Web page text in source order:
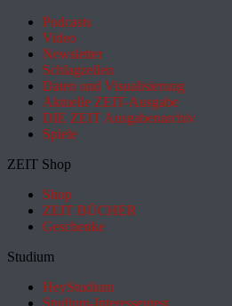
Podcasts
Video
Newsletter
Schlagzeilen
Daten und Visualisierung
Aktuelle ZEIT-Ausgabe
DIE ZEIT Ausgabenarchiv
Spiele
ZEIT Shop
Shop
ZEIT BÜCHER
Geschenke
Studium
HeyStudium
Studium-Interessentest